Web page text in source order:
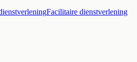
Facilitaire dienstverlening